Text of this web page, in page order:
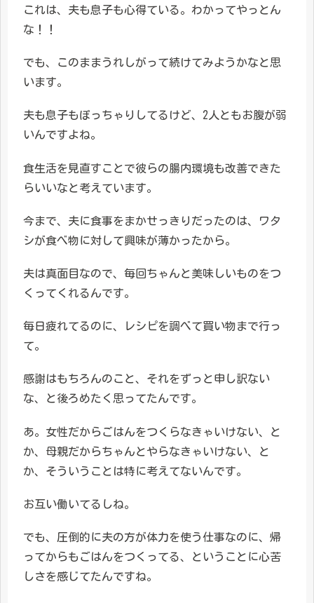
これは、夫も息子も心得ている。わかってやっとん
な！！
でも、このままうれしがって続けてみようかなと思
います。
夫も息子もぽっちゃりしてるけど、2人ともお腹が弱
いんですよね。
食生活を見直すことで彼らの腸内環境も改善できた
らいいなと考えています。
今まで、夫に食事をまかせっきりだったのは、ワタ
シが食べ物に対して興味が薄かったから。
夫は真面目なので、毎回ちゃんと美味しいものをつ
くってくれるんです。
毎日疲れてるのに、レシピを調べて買い物まで行っ
て。
感謝はもちろんのこと、それをずっと申し訳ない
な、と後ろめたく思ってたんです。
あ。女性だからごはんをつくらなきゃいけない、と
か、母親だからちゃんとやらなきゃいけない、と
か、そういうことは特に考えてないんです。
お互い働いてるしね。
でも、圧倒的に夫の方が体力を使う仕事なのに、帰
ってからもごはんをつくってる、ということに心苦
しさを感じてたんですね。